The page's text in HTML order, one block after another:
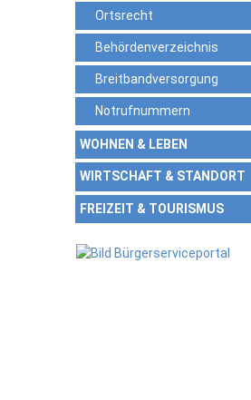
Ortsrecht
Behördenverzeichnis
Breitbandversorgung
Notrufnummern
WOHNEN & LEBEN
WIRTSCHAFT & STANDORT
FREIZEIT & TOURISMUS